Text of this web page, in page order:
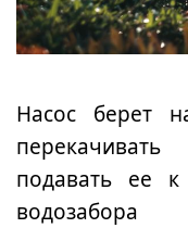
Насос берет
подавать ее к
водозабора